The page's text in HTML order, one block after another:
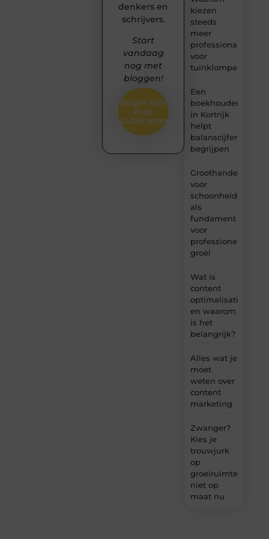
kiezen
steeds
meer
professionals
voor
tuinklompen?
Een
boekhouder
in Kortrijk
helpt
balanscijfers
begrijpen
Groothandel
voor
als
fundament
voor
professionele
groei
Wat is
content
optimalisatie
en waarom
is het
belangrijk?
Alles wat je
moet
weten over
content
marketing
Zwanger?
Kies je
trouwjurk
op
groeiruimte,
niet op
maat nu
denkers en
schrijvers.
Start
vandaag
nog met
bloggen!
Begin hier
met
publiceren